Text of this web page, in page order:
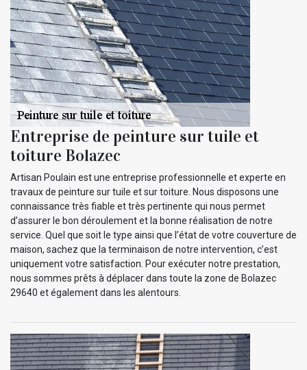
Entreprise de peinture sur tuile et
toiture Bolazec
Artisan Poulain est une entreprise professionnelle et experte en
travaux de peinture sur tuile et sur toiture. Nous disposons une
connaissance très fiable et très pertinente qui nous permet
d’assurer le bon déroulement et la bonne réalisation de notre
service. Quel que soit le type ainsi que l’état de votre couverture de
maison, sachez que la terminaison de notre intervention, c’est
uniquement votre satisfaction. Pour exécuter notre prestation,
nous sommes prêts à déplacer dans toute la zone de Bolazec
29640 et également dans les alentours.